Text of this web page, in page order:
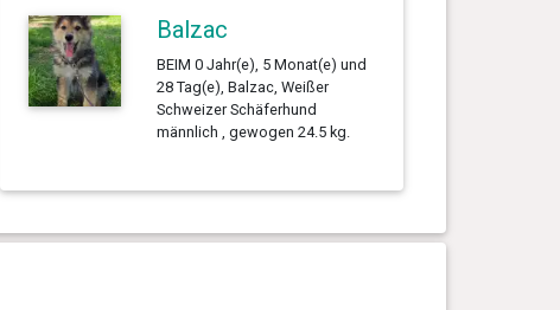
Balzac
BEIM 0 Jahr(e), 5 Monat(e) und
28 Tag(e), Balzac, Weißer
Schweizer Schäferhund
männlich , gewogen 24.5 kg.